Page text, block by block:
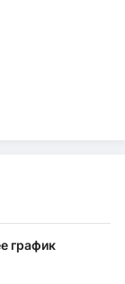
график